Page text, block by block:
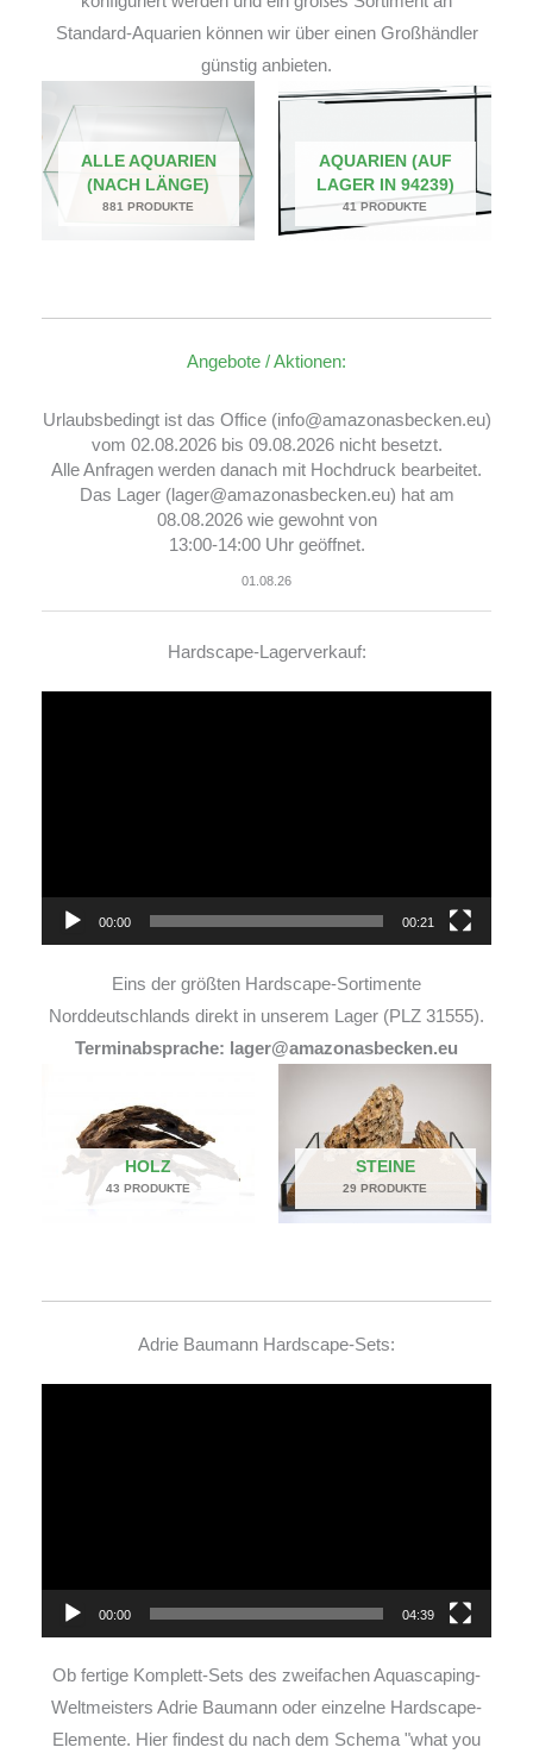
Standard-Aquarien können wir über einen Großhändler
günstig anbieten.
ALLE AQUARIEN
(NACH LÄNGE)
881 PRODUKTE
AQUARIEN (AUF
LAGER IN 94239)
41 PRODUKTE
Angebote / Aktionen:
Urlaubsbedingt ist das Office (info@amazonasbecken.eu)
vom 02.08.2026 bis 09.08.2026 nicht besetzt.
Alle Anfragen werden danach mit Hochdruck bearbeitet.
Das Lager (lager@amazonasbecken.eu) hat am
08.08.2026 wie gewohnt von
13:00-14:00 Uhr geöffnet.
01.08.26
Hardscape-Lagerverkauf:
00:00 00:21
Eins der größten Hardscape-Sortimente
Norddeutschlands direkt in unserem Lager (PLZ 31555).
Terminabsprache: lager@amazonasbecken.eu
HOLZ
43 PRODUKTE
STEINE
29 PRODUKTE
Adrie Baumann Hardscape-Sets:
00:00 04:39
Ob fertige Komplett-Sets des zweifachen Aquascaping-
Weltmeisters Adrie Baumann oder einzelne Hardscape-
Elemente. Hier findest du nach dem Schema "what you